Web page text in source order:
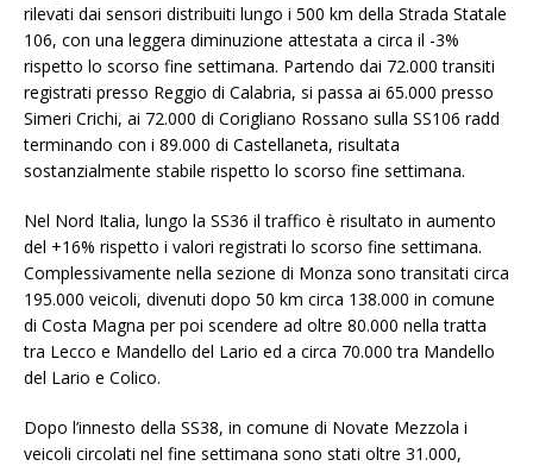
rilevati dai sensori distribuiti lungo i 500 km della Strada Statale
106, con una leggera diminuzione attestata a circa il -3%
rispetto lo scorso fine settimana. Partendo dai 72.000 transiti
registrati presso Reggio di Calabria, si passa ai 65.000 presso
Simeri Crichi, ai 72.000 di Corigliano Rossano sulla SS106 radd
terminando con i 89.000 di Castellaneta, risultata
sostanzialmente stabile rispetto lo scorso fine settimana.
Nel Nord Italia, lungo la SS36 il traffico è risultato in aumento
del +16% rispetto i valori registrati lo scorso fine settimana.
Complessivamente nella sezione di Monza sono transitati circa
195.000 veicoli, divenuti dopo 50 km circa 138.000 in comune
di Costa Magna per poi scendere ad oltre 80.000 nella tratta
tra Lecco e Mandello del Lario ed a circa 70.000 tra Mandello
del Lario e Colico.
Dopo l’innesto della SS38, in comune di Novate Mezzola i
veicoli circolati nel fine settimana sono stati oltre 31.000,